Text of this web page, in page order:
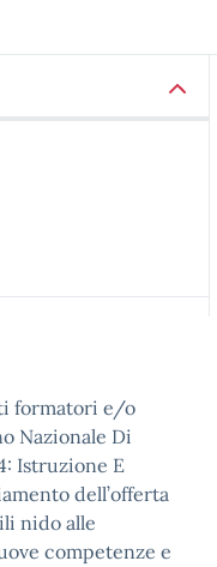
formatori e/o
Nazionale Di
Istruzione E
dell’offerta
nido alle
competenze e